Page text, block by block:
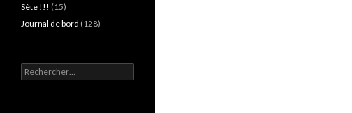
Sète !!! (15)
Journal de bord (128)
Rechercher :